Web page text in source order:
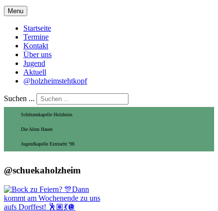
Menu
Startseite
Termine
Kontakt
Über uns
Jugend
Aktuell
@holzheimstehtkopf
Suchen ...
Schützenkapelle Holzheim
Die Alten Hasen
Jugendkapelle Eintracht '98
@schuekaholzheim